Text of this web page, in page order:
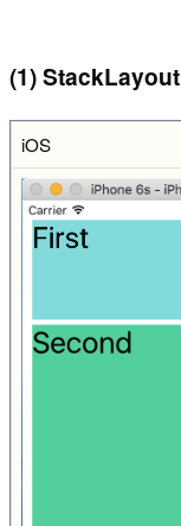
(1) StackLayout
iOS